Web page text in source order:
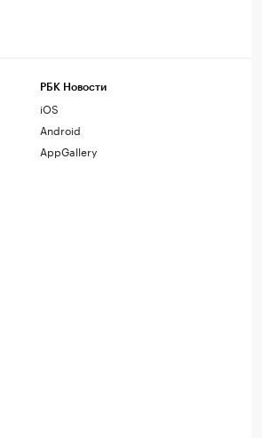
РБК Новости
iOS
Android
AppGallery